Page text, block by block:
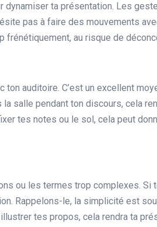
ta présentation. Les
pas à faire des mouvements
au risque de
ton auditoire. C’est un excellent
salle pendant ton discours, cela
tes notes ou le sol, cela peut
ou les termes trop complexes. Si
Rappelons-le, la simplicité est
tes propos, cela rendra ta